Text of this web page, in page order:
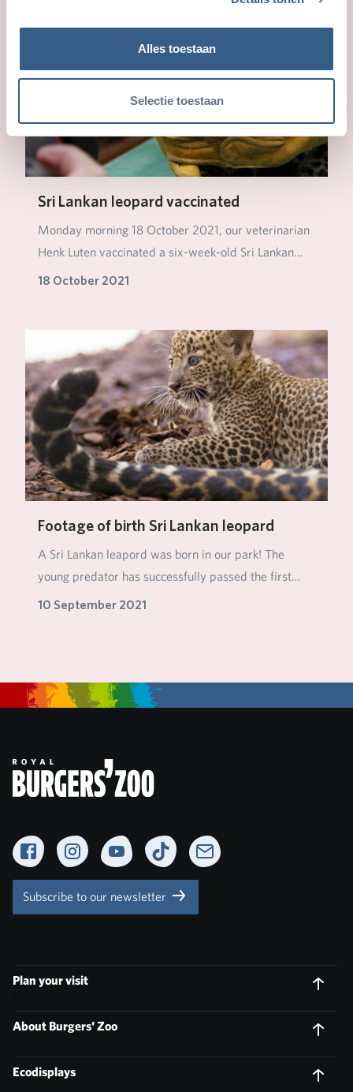
Alles toestaan
Selectie toestaan
Sri Lankan leopard vaccinated
Monday morning 18 October 2021, our veterinarian
Henk Luten vaccinated a six-week-old Sri Lankan
leo…
18 October 2021
Footage of birth Sri Lankan leopard
A Sri Lankan leapord was born in our park! The
young predator has successfully passed the first
crit…
10 September 2021
FacebookInstagramYouTubeTikTok Newsletter
Subscribe to our newsletter
Plan your visit
About Burgers' Zoo
Ecodisplays